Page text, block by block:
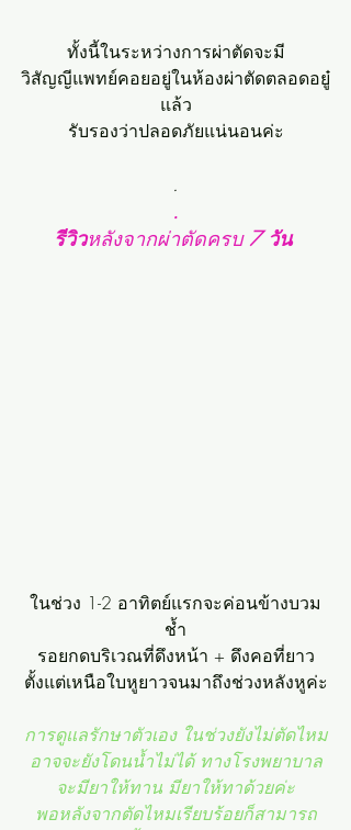
ทั้งนี้ในระหว่างการผ่าตัดจะมี
วิสัญญีแพทย์คอยอยู่ในห้องผ่าตัดตลอดอยู๋
แล้ว
รับรองว่าปลอดภัยแน่นอนค่ะ
.
.
รีวิวหลังจากผ่าตัดครบ 7 วัน
ในช่วง 1-2 อาทิตย์แรกจะค่อนข้างบวม
ช้ำ
รอยกดบริเวณที่ดึงหน้า + ดึงคอที่ยาว
ตั้งแต่เหนือใบหูยาวจนมาถึงช่วงหลังหูค่ะ
การดูแลรักษาตัวเอง ในช่วงยังไม่ตัดไหม
อาจจะยังโดนน้ำไม่ได้ ทางโรงพยาบาล
จะมียาให้ทาน มียาให้ทาด้วยค่ะ
พอหลังจากตัดไหมเรียบร้อยก็สามารถ